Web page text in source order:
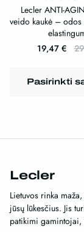
Lecler ANTI-
veido kaukė –
19,47 €
Pasirinkti
product
be
chosen
on
the
Lecler
Lietuvos rinka
jūsų lūkesčius. Jis
patikimi gamintojai,